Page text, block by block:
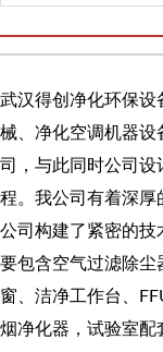
武汉得创净化环保设
械、净化空调机器设
司，与此同时公司设
程。我公司有着深厚
公司构建了紧密的技
要包含空气过滤除尘
窗、洁净工作台、
烟净化器，试验室配